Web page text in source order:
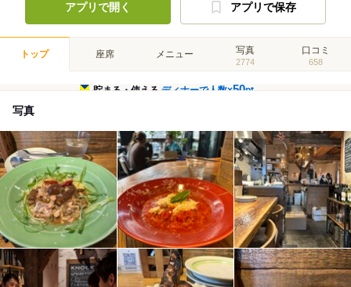
アプリで開く アプリで保存
トップ 座席 メニュー 写真
2774
口コミ
658
貯まる・使えるディナーで人数×50pt
写真